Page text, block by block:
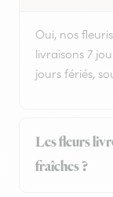
Oui, nos
livraisons 7
jours fériés,
Les fleurs
fraîches ?